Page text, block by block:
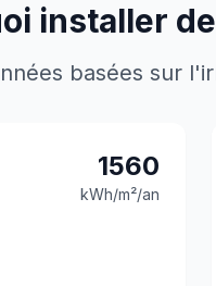
installer
basées sur
1560
kWh/m²/an